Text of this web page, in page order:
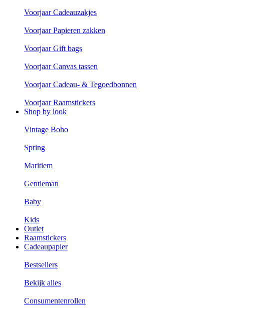
Voorjaar Cadeauzakjes
Voorjaar Papieren zakken
Voorjaar Gift bags
Voorjaar Canvas tassen
Voorjaar Cadeau- & Tegoedbonnen
Voorjaar Raamstickers
Shop by look
Vintage Boho
Spring
Maritiem
Gentleman
Baby
Kids
Outlet
Raamstickers
Cadeaupapier
Bestsellers
Bekijk alles
Consumentenrollen